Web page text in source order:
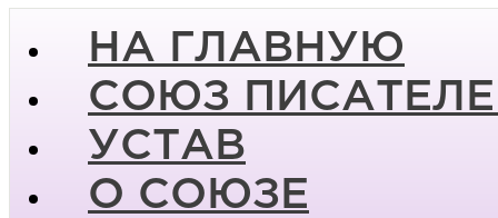
НА ГЛАВНУЮ
СОЮЗ
УСТАВ
О СОЮЗЕ